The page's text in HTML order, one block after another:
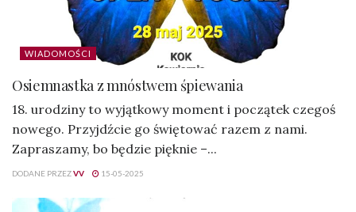
WIADOMOŚCI
Osiemnastka z mnóstwem śpiewania
18. urodziny to wyjątkowy moment i początek czegoś
nowego. Przyjdźcie go świętować razem z nami.
Zapraszamy, bo będzie pięknie –...
DODANE PRZEZVV 15-05-2025